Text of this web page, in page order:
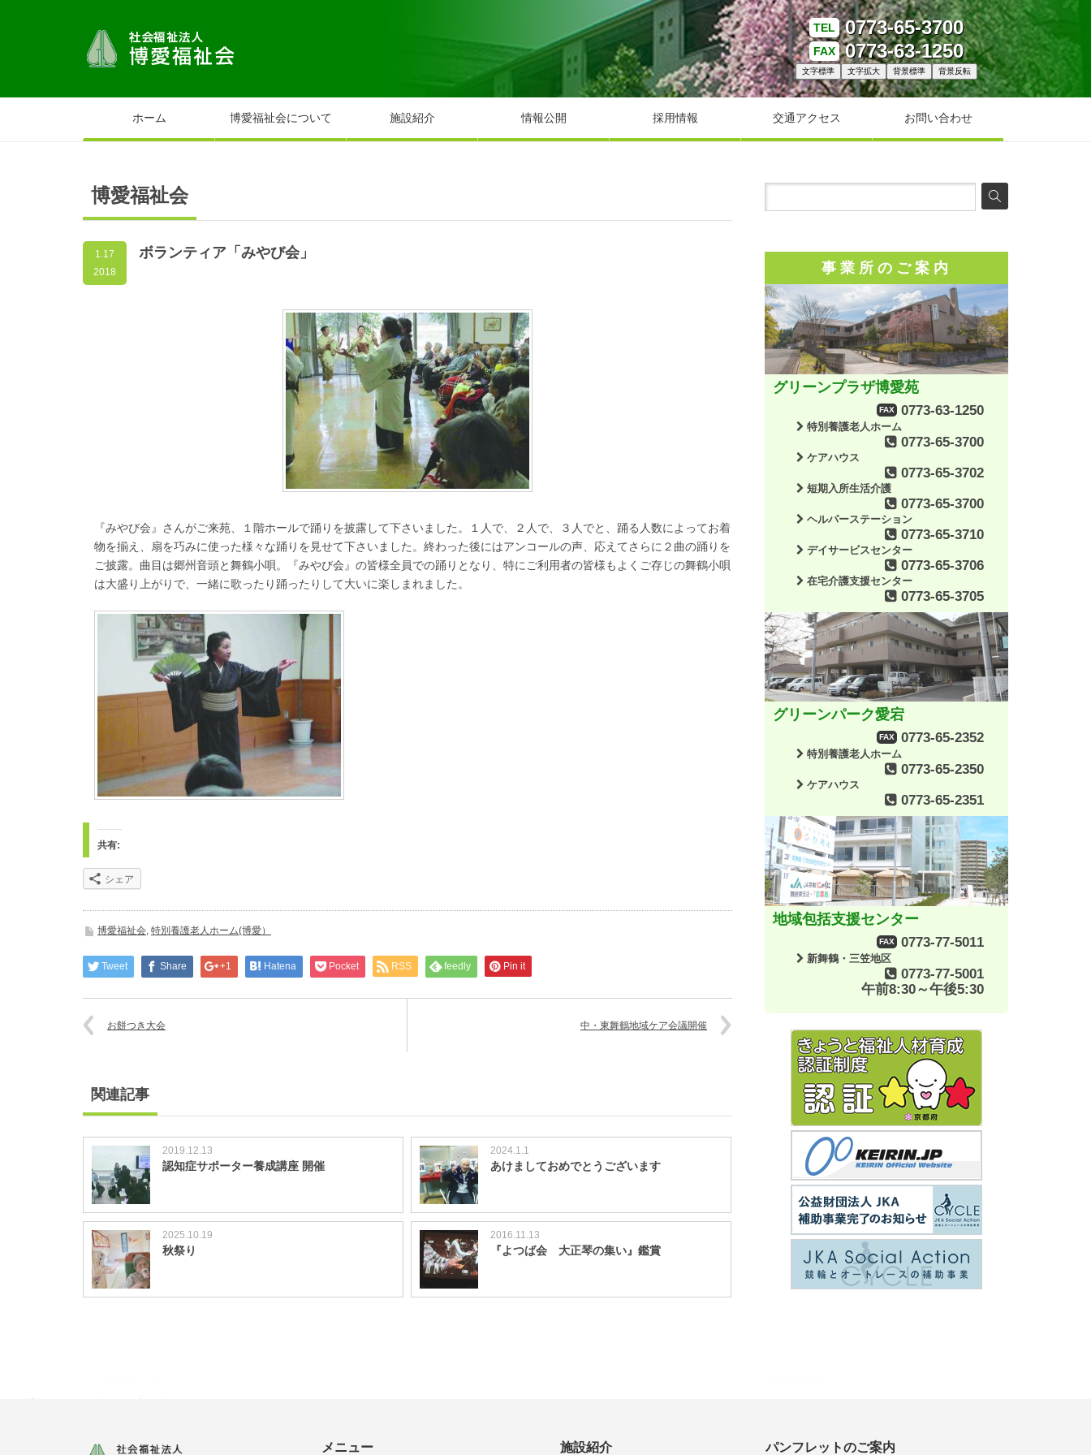
TEL 0773-65-3700
FAX 0773-63-1250
文字標準 文字拡大 背景標準 背景反転
ホーム 博愛福祉会について 施設紹介 情報公開 採用情報 交通アクセス お問い合わせ
博愛福祉会
1.17
2018
ボランティア「みやび会」
『みやび会』さんがご来苑、１階ホールで踊りを披露して下さいました。１人で、２人で、３人でと、踊る人数によってお着
物を揃え、扇を巧みに使った様々な踊りを見せて下さいました。終わった後にはアンコールの声、応えてさらに２曲の踊りを
ご披露。曲目は郷州音頭と舞鶴小唄。『みやび会』の皆様全員での踊りとなり、特にご利用者の皆様もよくご存じの舞鶴小唄
は大盛り上がりで、一緒に歌ったり踊ったりして大いに楽しまれました。
共有:
シェア
博愛福祉会 特別養護老人ホーム(博愛）
Tweet Share +1 Hatena Pocket RSS feedly Pin it
お餅つき大会 中・東舞鶴地域ケア会議開催
関連記事
2019.12.13
認知症サポーター養成講座 開催
2024.1.1
あけましておめでとうございます
2025.10.19
秋祭り
2016.11.13
『よつば会 大正琴の集い』鑑賞
事業所のご案内
グリーンプラザ博愛苑
FAX 0773-63-1250
特別養護老人ホーム
0773-65-3700
ケアハウス
0773-65-3702
短期入所生活介護
0773-65-3700
ヘルパーステーション
0773-65-3710
デイサービスセンター
0773-65-3706
在宅介護支援センター
0773-65-3705
グリーンパーク愛宕
FAX 0773-65-2352
特別養護老人ホーム
0773-65-2350
ケアハウス
0773-65-2351
地域包括支援センター
FAX 0773-77-5011
新舞鶴・三笠地区
0773-77-5001
午前8:30～午後5:30
メニュー 施設紹介 パンフレットのご案内